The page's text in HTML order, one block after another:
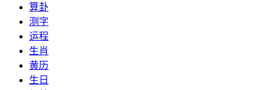
算卦
测字
运程
生肖
黄历
生日